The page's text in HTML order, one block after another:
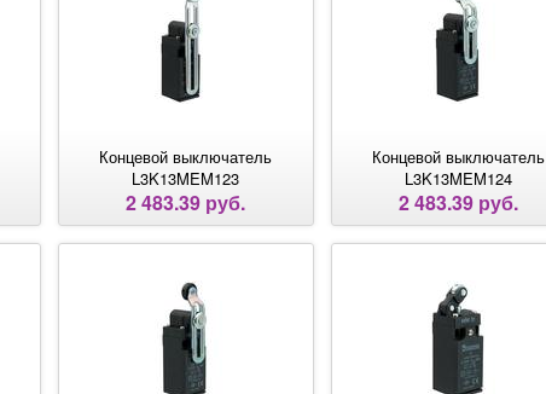
Концевой выключатель
L3K13MEM123
2 483.39 руб.
Концевой выключатель
L3K13MEM124
2 483.39 руб.